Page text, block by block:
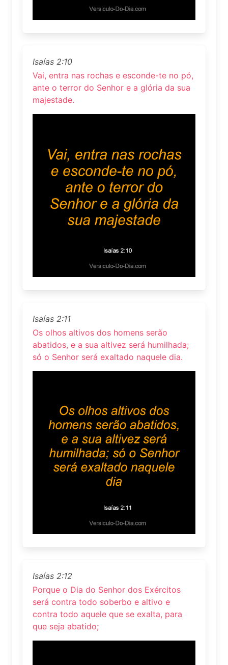
Isaías 2:10
Vai, entra nas rochas e esconde-te no pó,
ante o terror do Senhor e a glória da sua
majestade.
Isaías 2:11
Os olhos altivos dos homens serão
abatidos, e a sua altivez será humilhada;
só o Senhor será exaltado naquele dia.
Isaías 2:12
Porque o Dia do Senhor dos Exércitos
será contra todo soberbo e altivo e
contra todo aquele que se exalta, para
que seja abatido;